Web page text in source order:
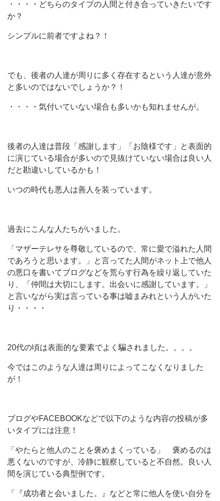
・・・・どちらのタイプの人間と付き合っていきたいです
か？
シンプルに前者ですよね？！
でも、後者の人達が周りに多く存在するという人達が意外
と多いのではないでしょうか？！
・・・・気付いていない場合も多いかも知れませんが。
後者の人達は普段「感謝します」「お陰様です」と表面的
に演じている場合が多いので見抜けていない場合は良い人
だと勘違いしているかも！
いつの時代も悪人は善人を装っています。
過去にこんな人たちがいました。
「マザーテレサを尊敬しているので、常に愛で溢れた人間
であろうと思います。」と言ってた人間がネット上で他人
の悪口を書いてブログなどを荒らす行為を繰り返していた
り、「仲間は大切にします。出会いに感謝しています。」
と言いながら実は言っている事は嘘まみれという人がいた
り・・・・
20代の頃は表面的な要素でよく騙されました。。。。
今ではこのような人達は周りによってこなくなりました
が！
ブログやFACEBOOKなどで以下のような内容の投稿が多
いタイプには注意！
「やたらと他人のことを褒めまくっている」 褒めるのは
悪くないのですが、冷静に観察していると不自然。良い人
間を演じている典型例です。
「『成功者と会いました。』などと常に他人を使い自分を